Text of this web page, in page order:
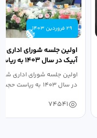
29 فروردین 1403
اولین جلسه شورای اداری
آبیک در سال
اله مددخانی...
اولین جلسه شورای اداری
در سال ۱۴۰۳ به ریاست حجت اله...
74541